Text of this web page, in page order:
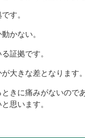
す。
かない。
証拠です。
大きな差となります。
きに痛みがないので
と思います。